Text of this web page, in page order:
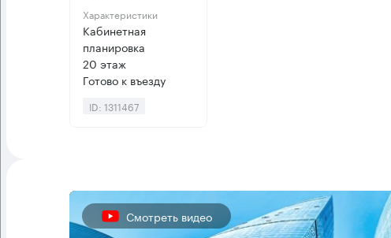
Характеристики
Кабинетная
планировка
20 этаж
Готово к въезду
ID: 1311467
Смотреть видео